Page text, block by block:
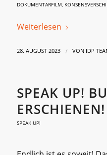
DOKUMENTARFILM
Weiterlesen
28. AUGUST 2023 / VON IDP
SPEAK UP!
ERSCHIENEN!
SPEAK UP!